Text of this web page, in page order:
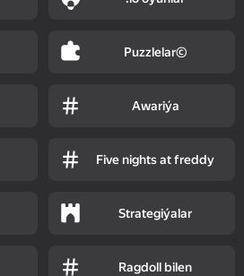
Puzzlelar©
Awariýa
Five nights at freddy
Strategiýalar
Ragdoll bilen